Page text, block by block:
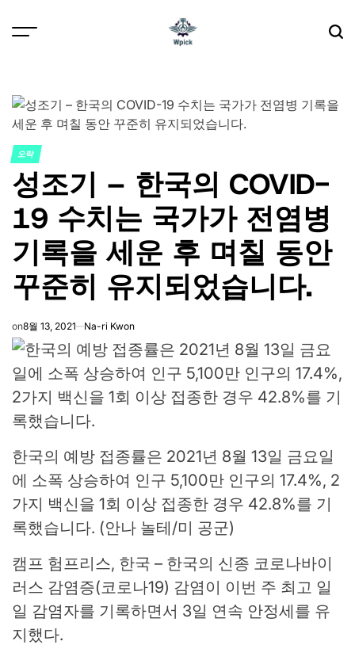
POSTED
IN
오락
성조기 – 한국의 COVID-
19 수치는 국가가 전염병
기록을 세운 후 며칠 동안
꾸준히 유지되었습니다.
on8월 13, 2021 Na-ri Kwon
한국의 예방 접종률은 2021년 8월 13일 금요일
에 소폭 상승하여 인구 5,100만 인구의 17.4%, 2
가지 백신을 1회 이상 접종한 경우 42.8%를 기
록했습니다. (안나 놀테/미 공군)
캠프 험프리스, 한국 – 한국의 신종 코로나바이
러스 감염증(코로나19) 감염이 이번 주 최고 일
일 감염자를 기록하면서 3일 연속 안정세를 유
지했다.